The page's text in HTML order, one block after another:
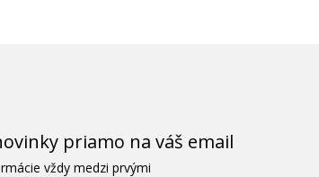
priamo na váš email
vždy medzi prvými